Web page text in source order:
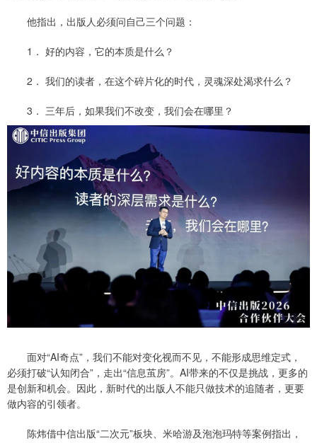
他指出，出版人必须问自己三个问题：
1． 好的内容，它的本质是什么？
2． 我们的读者，在这个碎片化的时代，灵魂深处渴求什么？
3． 三年后，如果我们不改变，我们会在哪里？
面对“AI奇点”，我们不能对变化视而不见，不能形成思维定式，
必须打破“认知闭合”，走出“信息茧房”。AI带来的不仅是挑战，更多的
是创新和机会。因此，新时代的出版人不能只做技术的追随者，更要
做内容的引领者。
陈炜借中信出版“二次元”板块、米哈游及泡泡玛特等案例指出，